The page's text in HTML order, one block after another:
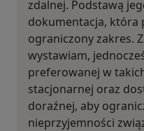
zdalnej. Podstawą
dokumentacja, która
ograniczony zakres.
wystawiam,
preferowanej w
stacjonarnej oraz
doraźnej, aby
nieprzyjemności